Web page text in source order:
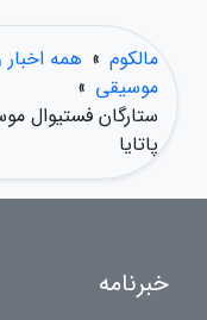
مالکوم » همه اخبار
موسیقی »
ستارگان فستیوال
پاتایا
خبرنامه